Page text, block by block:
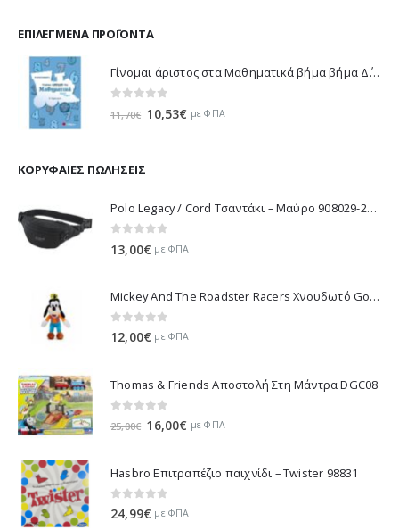
ΕΠΙΛΕΓΜΈΝΑ ΠΡΟΪΌΝΤΑ
Γίνομαι άριστος στα Μαθηματικά βήμα βήμα Δ΄ Δημοτικού - Λυκοτραφίτη Αντιγόνη 21188
11,70€ Original
10,53€ Ημε ΦΠΑ
ΚΟΡΥΦΑΊΕΣ ΠΩΛΉΣΕΙΣ
Polo Legacy / Cord Τσαντάκι – Μαύρο 908029-2000 2022
13,00€ με ΦΠΑ
Mickey And The Roadster Racers Χνουδωτό Goofy 25 εκ 1607-01691
0 out of 5
12,00€ με ΦΠΑ
Thomas & Friends Αποστολή Στη Μάντρα DGC08
out of 5
25,00€ Original
25,00€.
16,00€ Η
είναι:
με ΦΠΑ
Hasbro Επιτραπέζιο παιχνίδι – Twister 98831
0 out of 5
24,99€ με ΦΠΑ